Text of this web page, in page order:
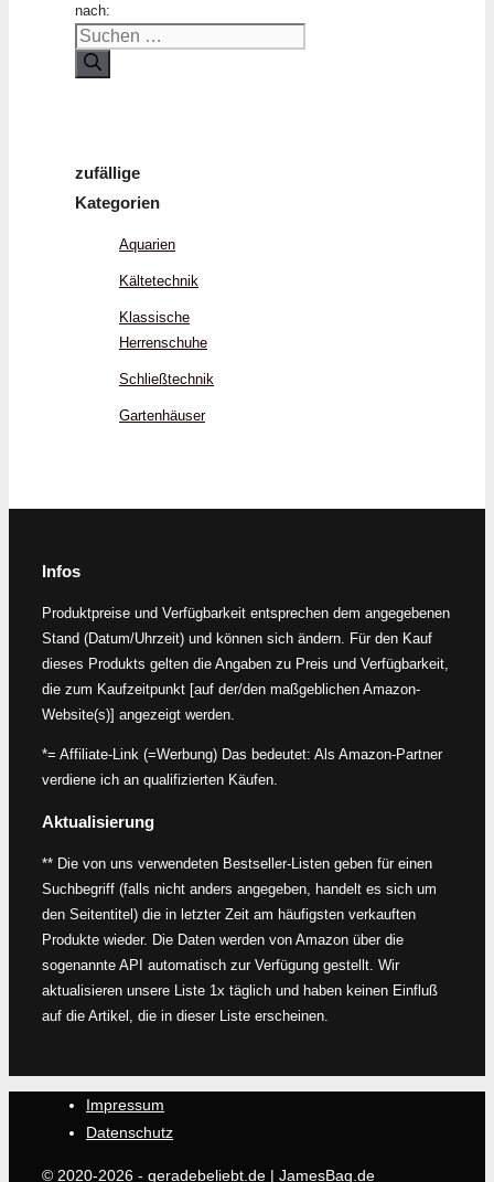
nach:
zufällige
Kategorien
Aquarien
Kältetechnik
Klassische
Herrenschuhe
Schließtechnik
Gartenhäuser
Infos
Produktpreise und Verfügbarkeit entsprechen dem angegebenen
Stand (Datum/Uhrzeit) und können sich ändern. Für den Kauf
dieses Produkts gelten die Angaben zu Preis und Verfügbarkeit,
die zum Kaufzeitpunkt [auf der/den maßgeblichen Amazon-
Website(s)] angezeigt werden.
*= Affiliate-Link (=Werbung) Das bedeutet: Als Amazon-Partner
verdiene ich an qualifizierten Käufen.
Aktualisierung
** Die von uns verwendeten Bestseller-Listen geben für einen
Suchbegriff (falls nicht anders angegeben, handelt es sich um
den Seitentitel) die in letzter Zeit am häufigsten verkauften
Produkte wieder. Die Daten werden von Amazon über die
sogenannte API automatisch zur Verfügung gestellt. Wir
aktualisieren unsere Liste 1x täglich und haben keinen Einfluß
auf die Artikel, die in dieser Liste erscheinen.
Impressum
Datenschutz
© 2020-2026 - geradebeliebt.de | JamesBag.de